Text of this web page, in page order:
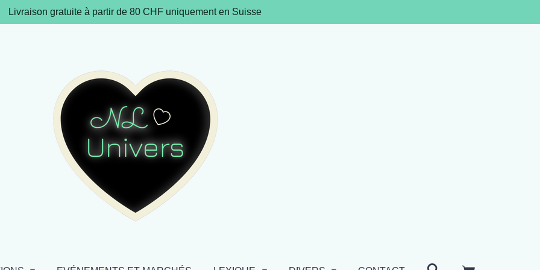
Livraison gratuite à partir de 80 CHF uniquement en Suisse